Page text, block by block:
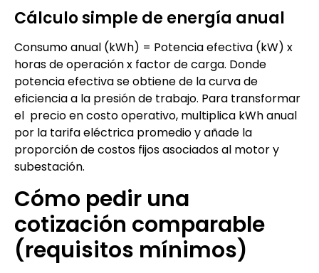
Cálculo simple de energía anual
Consumo anual (kWh) = Potencia efectiva (kW) x
horas de operación x factor de carga. Donde
potencia efectiva se obtiene de la curva de
eficiencia a la presión de trabajo. Para transformar
el precio en costo operativo, multiplica kWh anual
por la tarifa eléctrica promedio y añade la
proporción de costos fijos asociados al motor y
subestación.
Cómo pedir una
cotización comparable
(requisitos mínimos)